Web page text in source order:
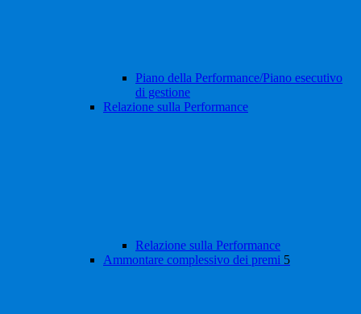
Piano della Performance/Piano esecutivo
di gestione
Relazione sulla Performance
Relazione sulla Performance
Ammontare complessivo dei premi 5